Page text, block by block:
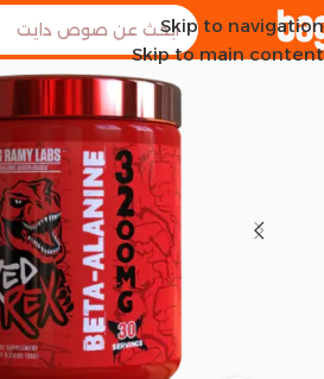
Skip to navigation
Skip to main content